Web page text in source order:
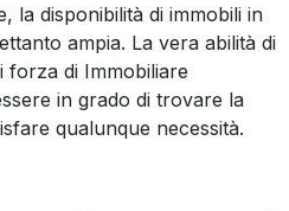
la disponibilità di immobili in
ampia. La vera abilità di
forza di Immobiliare
in grado di trovare la
qualunque necessità.